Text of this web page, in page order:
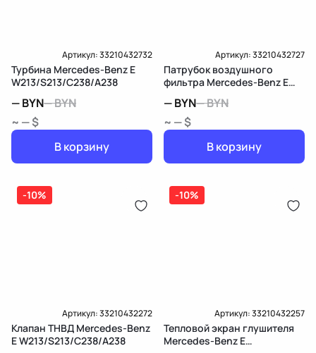
Артикул:33210432732
Турбина Mercedes-Benz E
W213/S213/C238/A238
—BYN—BYN
~ — $
В корзину
Артикул:33210432727
Патрубок воздушного
фильтра Mercedes-Benz E
—BYN—BYN
~ — $
В корзину
-10%
Артикул:33210432272
Клапан ТНВД Mercedes-Benz
E W213/S213/C238/A238
-10%
Артикул:33210432257
Тепловой экран глушителя
Mercedes-Benz E